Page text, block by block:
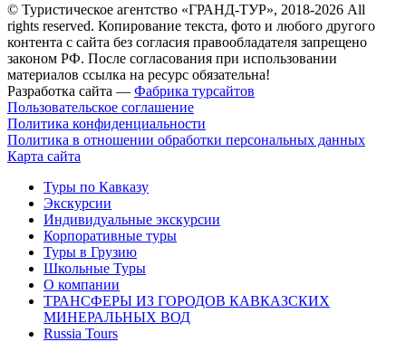
© Туристическое агентство «ГРАНД-ТУР», 2018-2026 All
rights reserved. Копирование текста, фото и любого другого
контента с сайта без согласия правообладателя запрещено
законом РФ. После согласования при использовании
материалов ссылка на ресурс обязательна!
Разработка сайта — Фабрика турсайтов
Пользовательское соглашение
Политика конфиденциальности
Политика в отношении обработки персональных данных
Карта сайта
Туры по Кавказу
Экскурсии
Индивидуальные экскурсии
Корпоративные туры
Туры в Грузию
Школьные Туры
О компании
ТРАНСФЕРЫ ИЗ ГОРОДОВ КАВКАЗСКИХ
МИНЕРАЛЬНЫХ ВОД
Russia Tours